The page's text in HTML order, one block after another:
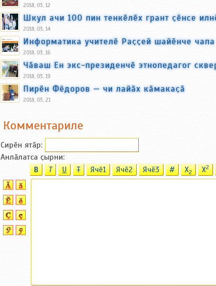
2018, 03, 12
Шкул ачи 100 пин тенкӗлӗх грант ҫӗнсе
2018, 03, 14
Информатика учителӗ Раҫҫей шайӗнче чапа
2018, 03, 16
Чӑваш Ен экс-президенчӗ этнопедагог
2018, 03, 19
Пирӗн Фёдоров — чи лайӑх кӑмакаҫӑ
2018, 03, 21
Комментариле
Сирӗн ятӑp:
Анлӑлатса ҫырни:
B T U T Ячӗ1 Ячӗ2 Ячӗ3 # X2 X2